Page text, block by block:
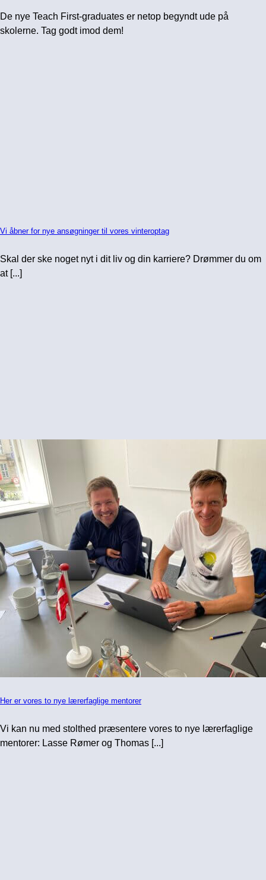
De nye Teach First-graduates er netop begyndt ude på
skolerne. Tag godt imod dem!
Vi åbner for nye ansøgninger til vores vinteroptag
Skal der ske noget nyt i dit liv og din karriere? Drømmer du om
at [...]
Her er vores to nye lærerfaglige mentorer
Vi kan nu med stolthed præsentere vores to nye lærerfaglige
mentorer: Lasse Rømer og Thomas [...]